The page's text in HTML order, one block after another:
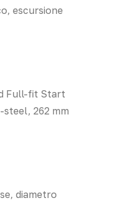
escursione
Full-fit Start
262 mm
diametro